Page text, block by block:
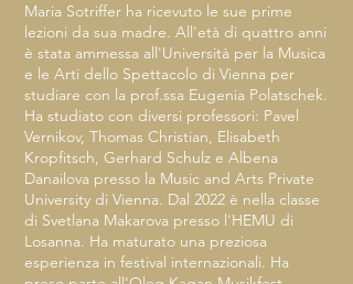
Maria Sotriffer ha ricevuto le sue prime
lezioni da sua madre. All'età di quattro anni
è stata ammessa all'Università per la Musica
e le Arti dello Spettacolo di Vienna per
studiare con la prof.ssa Eugenia Polatschek.
Ha studiato con diversi professori: Pavel
Vernikov, Thomas Christian, Elisabeth
Kropfitsch, Gerhard Schulz e Albena
Danailova presso la Music and Arts Private
University di Vienna. Dal 2022 è nella classe
di Svetlana Makarova presso l'HEMU di
Losanna. Ha maturato una preziosa
esperienza in festival internazionali. Ha